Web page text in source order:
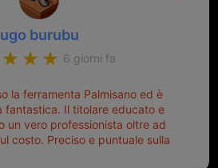
ugo burubu
6 giorni fa
la ferramenta Palmisano ed è
fantastica. Il titolare educato e
un vero professionista oltre ad
costo. Preciso e puntuale sulla